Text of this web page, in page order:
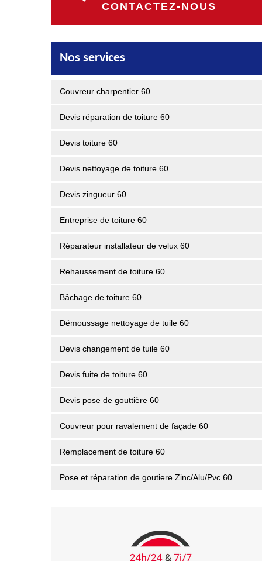
CONTACTEZ-NOUS
Nos services
Couvreur charpentier 60
Devis réparation de toiture 60
Devis toiture 60
Devis nettoyage de toiture 60
Devis zingueur 60
Entreprise de toiture 60
Réparateur installateur de velux 60
Rehaussement de toiture 60
Bâchage de toiture 60
Démoussage nettoyage de tuile 60
Devis changement de tuile 60
Devis fuite de toiture 60
Devis pose de gouttière 60
Couvreur pour ravalement de façade 60
Remplacement de toiture 60
Pose et réparation de goutiere Zinc/Alu/Pvc 60